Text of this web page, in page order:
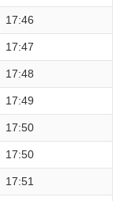
17:46
17:47
17:48
17:49
17:50
17:50
17:51